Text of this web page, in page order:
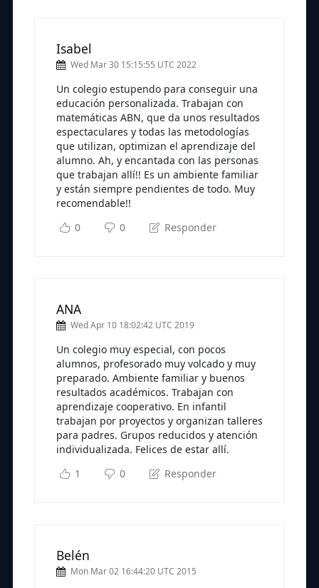
Isabel
Wed Mar 30 15:15:55 UTC 2022
Un colegio estupendo para conseguir una
educación personalizada. Trabajan con
matemáticas ABN, que da unos resultados
espectaculares y todas las metodologías
que utilizan, optimizan el aprendizaje del
alumno. Ah, y encantada con las personas
que trabajan allí!! Es un ambiente familiar
y están siempre pendientes de todo. Muy
recomendable!!
0
0 Responder
ANA
Wed Apr 10 18:02:42 UTC 2019
Un colegio muy especial, con pocos
alumnos, profesorado muy volcado y muy
preparado. Ambiente familiar y buenos
resultados académicos. Trabajan con
aprendizaje cooperativo. En infantil
trabajan por proyectos y organizan talleres
para padres. Grupos reducidos y atención
individualizada. Felices de estar allí.
1
0 Responder
Belén
Mon Mar 02 16:44:20 UTC 2015